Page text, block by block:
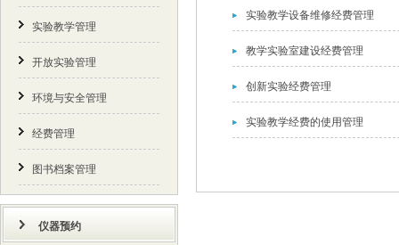
实验教学管理
开放实验管理
环境与安全管理
经费管理
图书档案管理
仪器预约
实验教学设备维修经费管理
教学实验室建设经费管理
创新实验经费管理
实验教学经费的使用管理